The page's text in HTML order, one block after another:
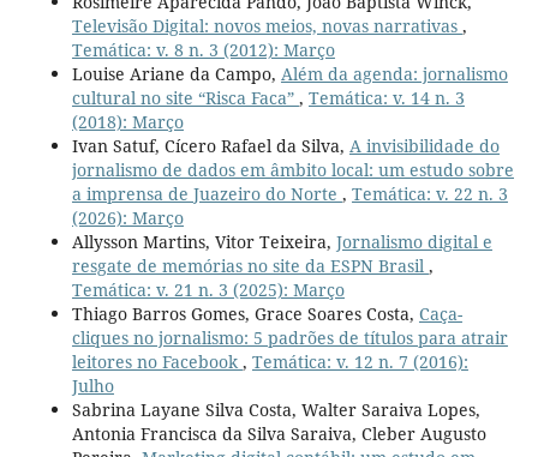
Televisão Digital: novos meios, novas narrativas ,
Temática: v. 8 n. 3 (2012): Março
Louise Ariane da Campo, Além da agenda: jornalismo
cultural no site “Risca Faca” , Temática: v. 14 n. 3
(2018): Março
Ivan Satuf, Cícero Rafael da Silva, A invisibilidade do
jornalismo de dados em âmbito local: um estudo sobre
a imprensa de Juazeiro do Norte , Temática: v. 22 n. 3
(2026): Março
Allysson Martins, Vitor Teixeira, Jornalismo digital e
resgate de memórias no site da ESPN Brasil ,
Temática: v. 21 n. 3 (2025): Março
Thiago Barros Gomes, Grace Soares Costa, Caça-
cliques no jornalismo: 5 padrões de títulos para atrair
leitores no Facebook , Temática: v. 12 n. 7 (2016):
Julho
Sabrina Layane Silva Costa, Walter Saraiva Lopes,
Antonia Francisca da Silva Saraiva, Cleber Augusto